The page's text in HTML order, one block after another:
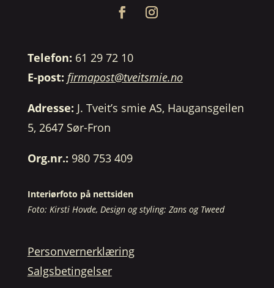
Telefon: 61 29 72 10
E-post: firmapost@tveitsmie.no
Adresse: J. Tveit’s smie AS, Haugansgeilen
5, 2647 Sør-Fron
Org.nr.: 980 753 409
Interiørfoto på nettsiden
Foto: Kirsti Hovde, Design og styling: Zans og Tweed
Personvernerklæring
Salgsbetingelser